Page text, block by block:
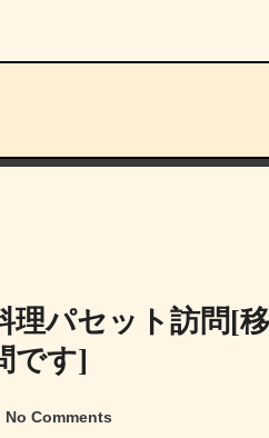
理パセット訪問[
です]
No Comments